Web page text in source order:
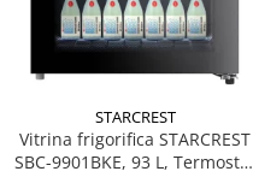
STARCREST
Vitrina frigorifica STARCREST
SBC-9901BKE, 93 L, Termostat